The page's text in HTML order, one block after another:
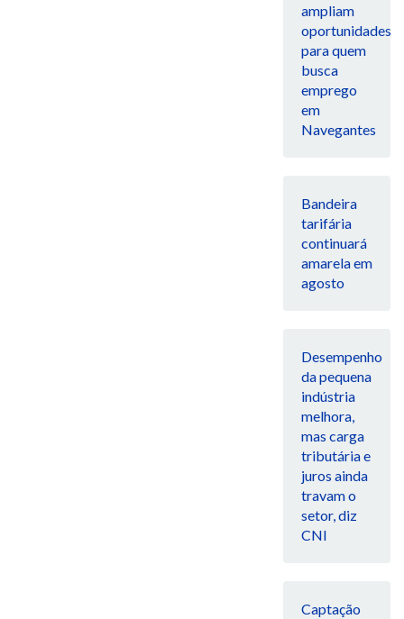
ampliam
oportunidades
para quem
busca
emprego
em
Navegantes
Bandeira
tarifária
continuará
amarela em
agosto
Desempenho
da pequena
indústria
melhora,
mas carga
tributária e
juros ainda
travam o
setor, diz
CNI
Captação